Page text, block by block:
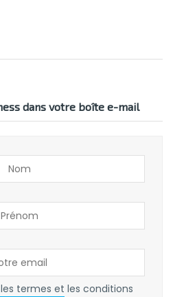
dans votre boîte e-mail
termes et les conditions